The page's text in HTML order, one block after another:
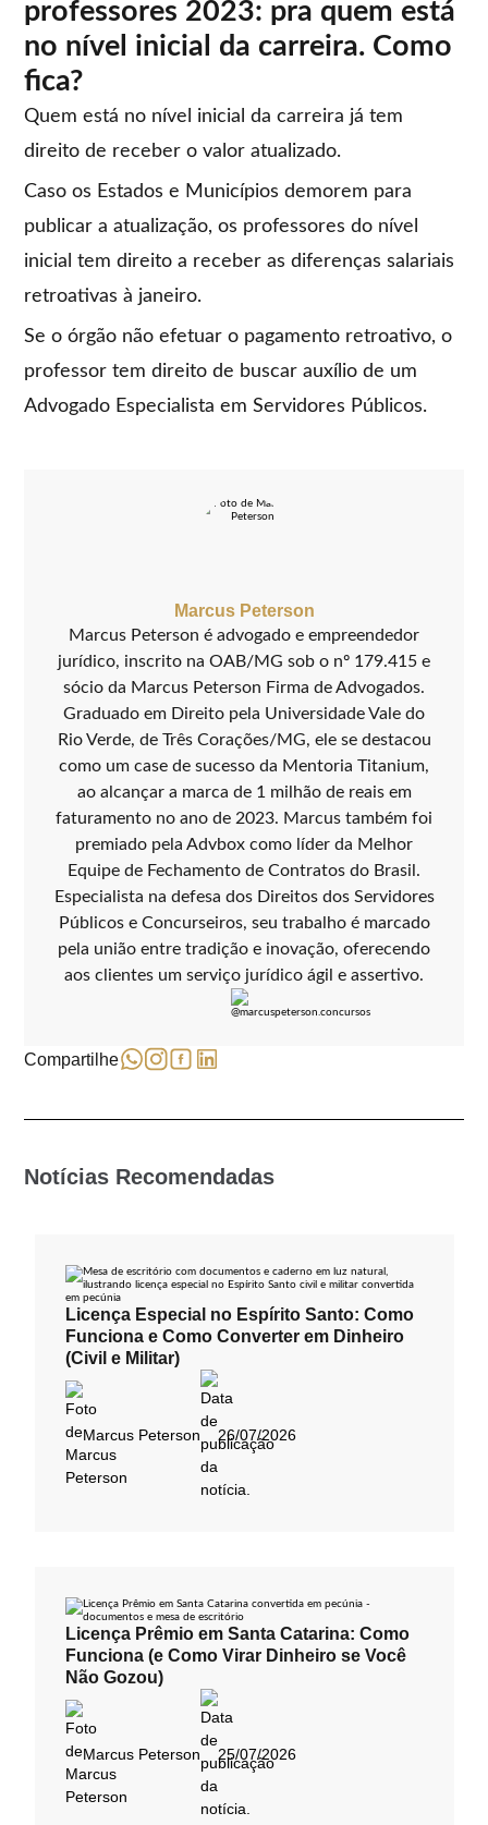
professores 2023: pra quem está
no nível inicial da carreira. Como
fica?
Quem está no nível inicial da carreira já tem
direito de receber o valor atualizado.
Caso os Estados e Municípios demorem para
publicar a atualização, os professores do nível
inicial tem direito a receber as diferenças salariais
retroativas à janeiro.
Se o órgão não efetuar o pagamento retroativo, o
professor tem direito de buscar auxílio de um
Advogado Especialista em Servidores Públicos.
Marcus Peterson
Marcus Peterson é advogado e empreendedor
jurídico, inscrito na OAB/MG sob o nº 179.415 e
sócio da Marcus Peterson Firma de Advogados.
Graduado em Direito pela Universidade Vale do
Rio Verde, de Três Corações/MG, ele se destacou
como um case de sucesso da Mentoria Titanium,
ao alcançar a marca de 1 milhão de reais em
faturamento no ano de 2023. Marcus também foi
premiado pela Advbox como líder da Melhor
Equipe de Fechamento de Contratos do Brasil.
Especialista na defesa dos Direitos dos Servidores
Públicos e Concurseiros, seu trabalho é marcado
pela união entre tradição e inovação, oferecendo
aos clientes um serviço jurídico ágil e assertivo.
Compartilhe
Notícias Recomendadas
Licença Especial no Espírito Santo: Como
Funciona e Como Converter em Dinheiro
(Civil e Militar)
Marcus Peterson 26/07/2026
Licença Prêmio em Santa Catarina: Como
Funciona (e Como Virar Dinheiro se Você
Não Gozou)
Marcus Peterson 25/07/2026